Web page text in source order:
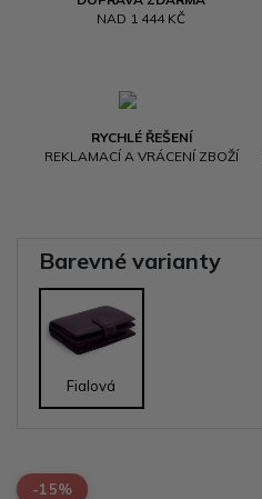
NAD 1 444 KČ
RYCHLÉ ŘEŠENÍ
REKLAMACÍ A VRÁCENÍ ZBOŽÍ
Barevné varianty
Fialová
-15%